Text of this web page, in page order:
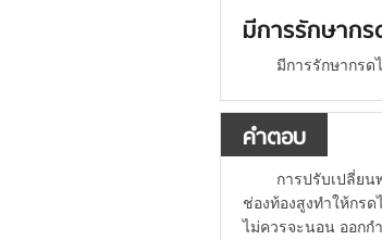
มีการรักษากร
มีการรักษากรด
คำตอบ
การปรับเปลี่ย
ช่องท้องสูงทำให้กร
ไม่ควรจะนอน ออกก